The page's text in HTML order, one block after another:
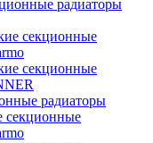
радиаторы
секционные
секционные
радиаторы